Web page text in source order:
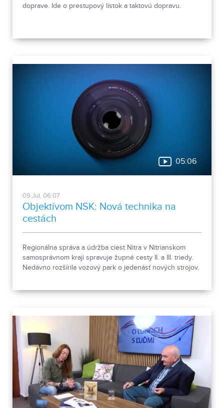
doprave. Ide o prestupový lístok a taktovú dopravu.
05:06
09.Jul, 06:07
Objektívom NSK: Nová technika na
cestách
Regionálna správa a údržba ciest Nitra v Nitrianskom
samosprávnom kraji spravuje župné cesty II. a III. triedy.
Nedávno rozšírila vozový park o jedenásť nových strojov.